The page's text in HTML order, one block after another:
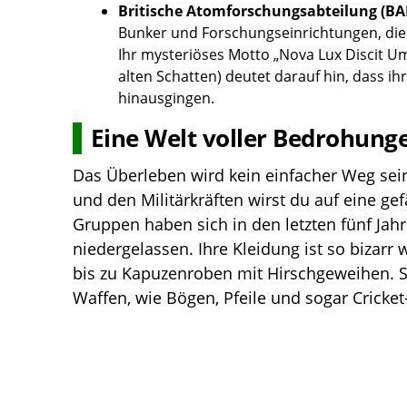
Britische Atomforschungsabteilung
Bunker und Forschungseinrichtungen,
Ihr mysteriöses Motto „Nova Lux Discit
alten Schatten) deutet darauf hin, dass
hinausgingen.
Eine Welt voller
Das Überleben wird kein einfacher Weg
und den Militärkräften wirst du auf eine
Gruppen haben sich in den letzten fünf
niedergelassen. Ihre Kleidung ist so bizarr
bis zu Kapuzenroben mit
Waffen, wie Bögen, Pfeile und sogar